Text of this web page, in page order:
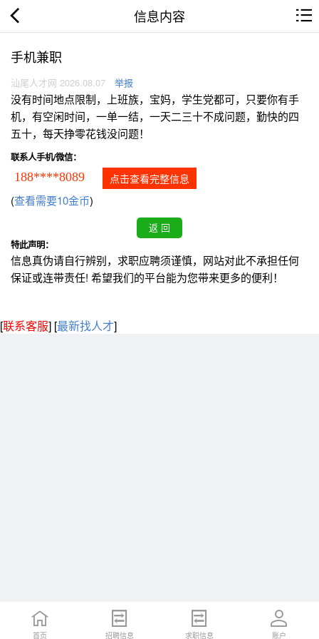
信息内容
手机兼职
汕尾人才网 2026.08.07 举报
没有时间地点限制，上班族，宝妈，学生党都可，只要你有手
机，有空闲时间，一单一结，一天二三十不成问题，勤快的四
五十，每天挣零花钱没问题！
联系人手机/微信：
188****8089 点击查看完整信息
(查看需要10金币)
特此声明：
信息真伪请自行辨别，求职应聘须谨慎，网站对此不承担任何
保证或连带责任! 希望我们的平台能为您带来更多的便利！
[联系客服] [最新找人才]
首页 招聘信息 求职信息 账户